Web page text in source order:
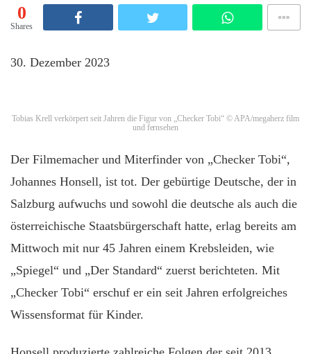
0
Shares
30. Dezember 2023
Tobias Krell verkörpert seit Jahren die Figur von „Checker Tobi“© APA/megaherz film
und fernsehen
Der Filmemacher und Miterfinder von „Checker Tobi“,
Johannes Honsell, ist tot. Der gebürtige Deutsche, der in
Salzburg aufwuchs und sowohl die deutsche als auch die
österreichische Staatsbürgerschaft hatte, erlag bereits am
Mittwoch mit nur 45 Jahren einem Krebsleiden, wie
„Spiegel“ und „Der Standard“ zuerst berichteten. Mit
„Checker Tobi“ erschuf er ein seit Jahren erfolgreiches
Wissensformat für Kinder.